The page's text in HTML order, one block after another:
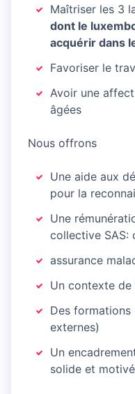
Maîtriser les 3
dont le
acquérir dans
Favoriser le
Avoir une
âgées
Nous offrons
Une aide aux
pour la
Une
collective SAS:
assurance
Un contexte
Des formations
externes)
Un
solide et